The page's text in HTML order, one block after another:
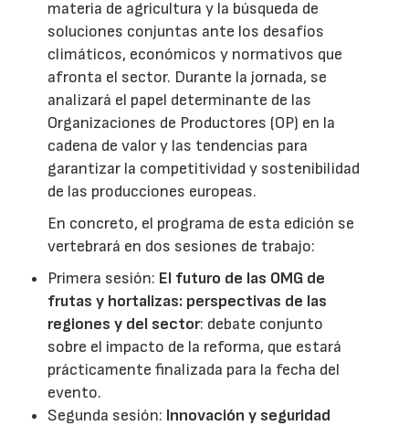
materia de agricultura y la búsqueda de
soluciones conjuntas ante los desafíos
climáticos, económicos y normativos que
afronta el sector. Durante la jornada, se
analizará el papel determinante de las
Organizaciones de Productores (OP) en la
cadena de valor y las tendencias para
garantizar la competitividad y sostenibilidad
de las producciones europeas.
En concreto, el programa de esta edición se
vertebrará en dos sesiones de trabajo:
Primera sesión: El futuro de las OMG de
frutas y hortalizas: perspectivas de las
regiones y del sector: debate conjunto
sobre el impacto de la reforma, que estará
prácticamente finalizada para la fecha del
evento.
Segunda sesión: Innovación y seguridad